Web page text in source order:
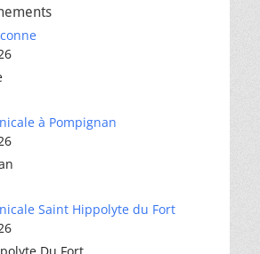
à Pompignan
Saint Hippolyte du Fort